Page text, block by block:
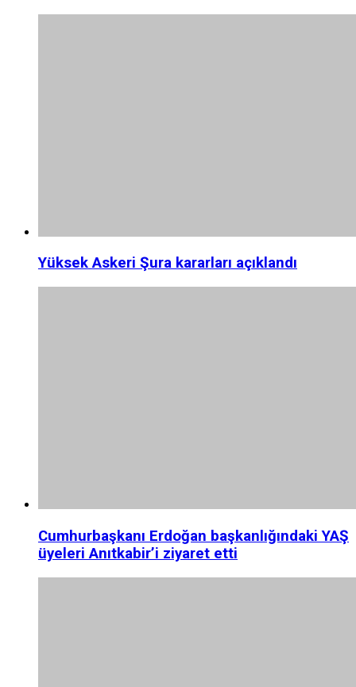
Yüksek Askeri Şura kararları açıklandı
Cumhurbaşkanı Erdoğan başkanlığındaki YAŞ
üyeleri Anıtkabir’i ziyaret etti